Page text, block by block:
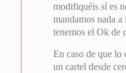
modifiquéis sí es
mandamos nada
tenemos el Ok de
En caso de que lo
un cartel desde